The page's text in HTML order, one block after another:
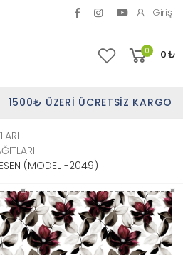
Giriş
0 0₺
menu
1500₺ ÜZERI ÜCRETSIZ KARGO
(MODEL -2049)